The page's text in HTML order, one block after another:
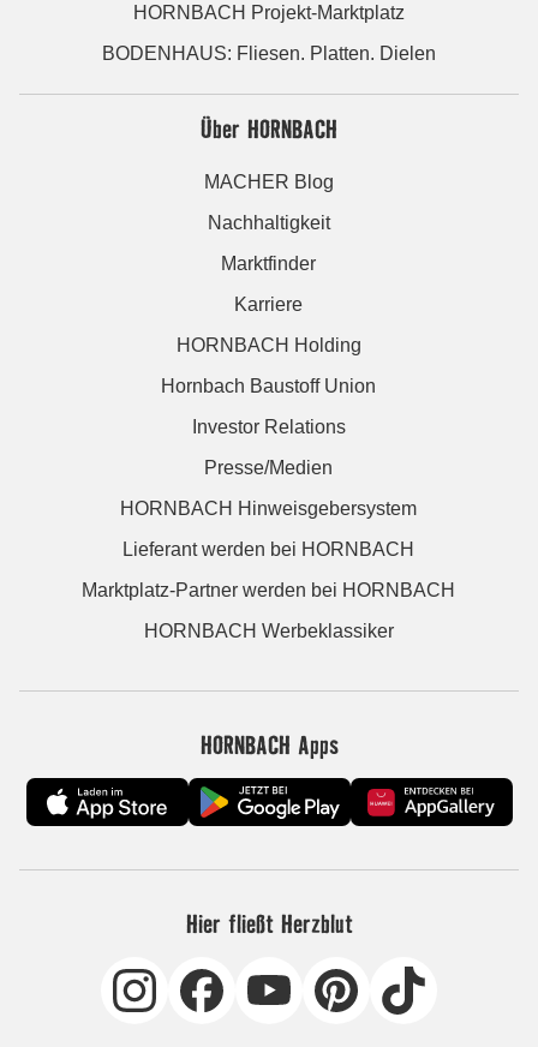
HORNBACH Projekt-Marktplatz
BODENHAUS: Fliesen. Platten. Dielen
Über HORNBACH
MACHER Blog
Nachhaltigkeit
Marktfinder
Karriere
HORNBACH Holding
Hornbach Baustoff Union
Investor Relations
Presse/Medien
HORNBACH Hinweisgebersystem
Lieferant werden bei HORNBACH
Marktplatz-Partner werden bei HORNBACH
HORNBACH Werbeklassiker
HORNBACH Apps
Hier fließt Herzblut